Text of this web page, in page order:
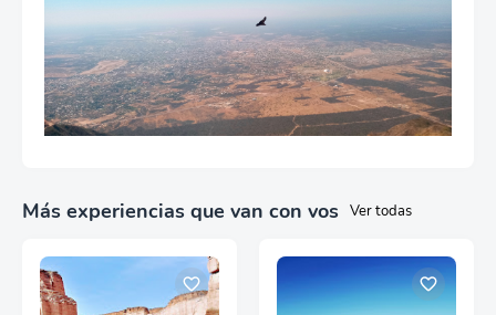
Más experiencias que van con vos Ver todas